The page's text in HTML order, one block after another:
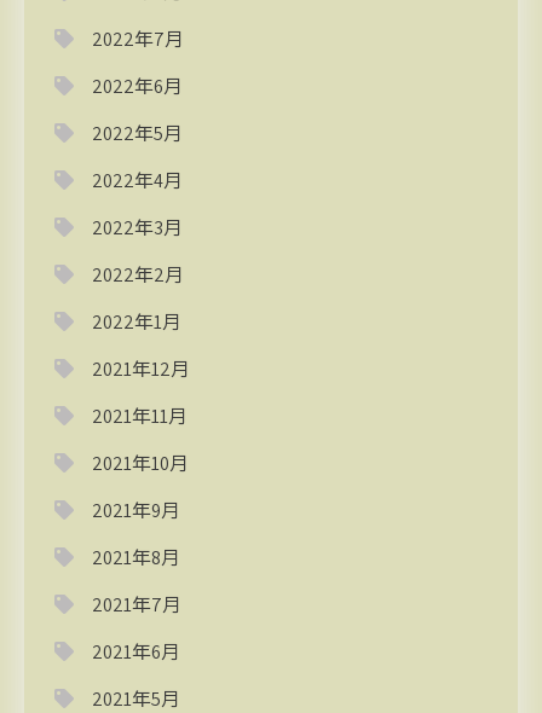
2022年7月
2022年6月
2022年5月
2022年4月
2022年3月
2022年2月
2022年1月
2021年12月
2021年11月
2021年10月
2021年9月
2021年8月
2021年7月
2021年6月
2021年5月